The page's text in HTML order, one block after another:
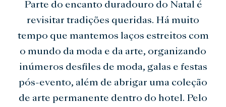
Parte do encanto duradouro do Natal é
revisitar tradições queridas. Há muito
tempo que mantemos laços estreitos com
o mundo da moda e da arte, organizando
inúmeros desfiles de moda, galas e festas
pós-evento, além de abrigar uma coleção
de arte permanente dentro do hotel. Pelo